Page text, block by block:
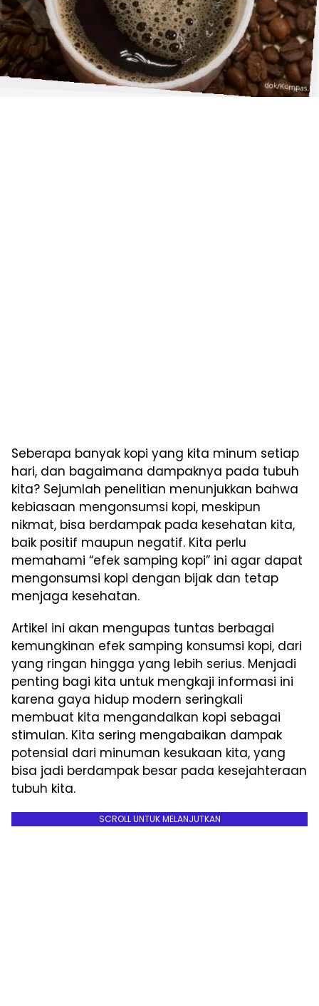
Seberapa banyak kopi yang kita minum setiap
hari, dan bagaimana dampaknya pada tubuh
kita? Sejumlah penelitian menunjukkan bahwa
kebiasaan mengonsumsi kopi, meskipun
nikmat, bisa berdampak pada kesehatan kita,
baik positif maupun negatif. Kita perlu
memahami “efek samping kopi” ini agar dapat
mengonsumsi kopi dengan bijak dan tetap
menjaga kesehatan.
Artikel ini akan mengupas tuntas berbagai
kemungkinan efek samping konsumsi kopi, dari
yang ringan hingga yang lebih serius. Menjadi
penting bagi kita untuk mengkaji informasi ini
karena gaya hidup modern seringkali
membuat kita mengandalkan kopi sebagai
stimulan. Kita sering mengabaikan dampak
potensial dari minuman kesukaan kita, yang
bisa jadi berdampak besar pada kesejahteraan
tubuh kita.
SCROLL UNTUK MELANJUTKAN